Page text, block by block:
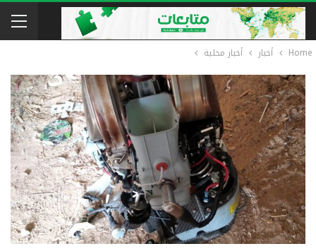
Home أخبار أخبار محلية